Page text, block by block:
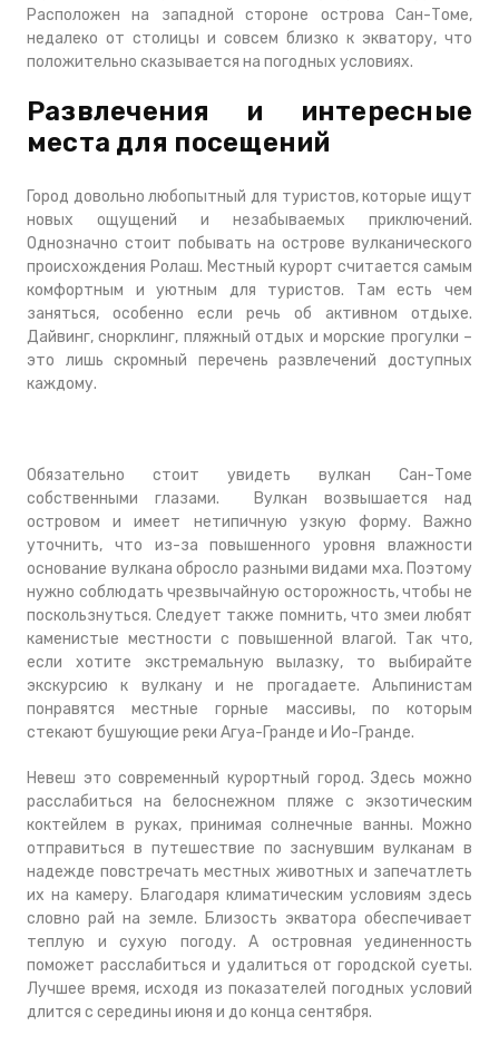
Расположен на западной стороне острова Сан-Томе,
недалеко от столицы и совсем близко к экватору, что
положительно сказывается на погодных условиях.
Развлечения и интересные
места для посещений
Город довольно любопытный для туристов, которые ищут
новых ощущений и незабываемых приключений.
Однозначно стоит побывать на острове вулканического
происхождения Ролаш. Местный курорт считается самым
комфортным и уютным для туристов. Там есть чем
заняться, особенно если речь об активном отдыхе.
Дайвинг, снорклинг, пляжный отдых и морские прогулки –
это лишь скромный перечень развлечений доступных
каждому.
Обязательно стоит увидеть вулкан Сан-Томе
собственными глазами. Вулкан возвышается над
островом и имеет нетипичную узкую форму. Важно
уточнить, что из-за повышенного уровня влажности
основание вулкана обросло разными видами мха. Поэтому
нужно соблюдать чрезвычайную осторожность, чтобы не
поскользнуться. Следует также помнить, что змеи любят
каменистые местности с повышенной влагой. Так что,
если хотите экстремальную вылазку, то выбирайте
экскурсию к вулкану и не прогадаете. Альпинистам
понравятся местные горные массивы, по которым
стекают бушующие реки Агуа-Гранде и Ио-Гранде.
Невеш это современный курортный город. Здесь можно
расслабиться на белоснежном пляже с экзотическим
коктейлем в руках, принимая солнечные ванны. Можно
отправиться в путешествие по заснувшим вулканам в
надежде повстречать местных животных и запечатлеть
их на камеру. Благодаря климатическим условиям здесь
словно рай на земле. Близость экватора обеспечивает
теплую и сухую погоду. А островная уединенность
поможет расслабиться и удалиться от городской суеты.
Лучшее время, исходя из показателей погодных условий
длится с середины июня и до конца сентября.